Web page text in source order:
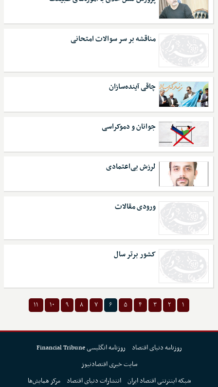
مناقشه بر سر سوالات امتحانی
چاقی آینده‌سازان
جوانان و دموکراسی
لرزش بی‌اعتمادی
ورودی مقالات
کشور برتر سال
۱ ۲ ۳ ۴ ۵ ۶ ۷ ۸ ۹ ۱۰ ۱۱
روزنامه دنیای اقتصاد
روزنامه انگلیسی Financial Tribune
سایت خبری اقتصادنیوز
شبکه اینترنتی اقتصاد ایران انتشارات دنیای اقتصاد مرکز همایش‌ها